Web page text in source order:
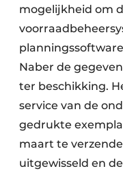
mogelijkheid om
Naber de
ter beschikking.
service van de
gedrukte
maart te
uitgewisseld en